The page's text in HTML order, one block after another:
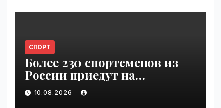
СПОРТ
Более 230 спортсменов из
России приедут на
Всемирные игры
кочевников | VseTime.ru
10.08.2026